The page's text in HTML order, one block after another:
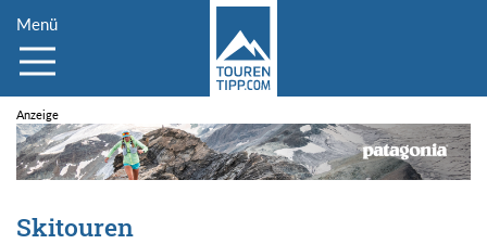
Menü
Skitouren